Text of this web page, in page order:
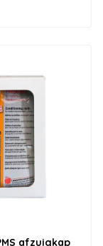
afzuigkap